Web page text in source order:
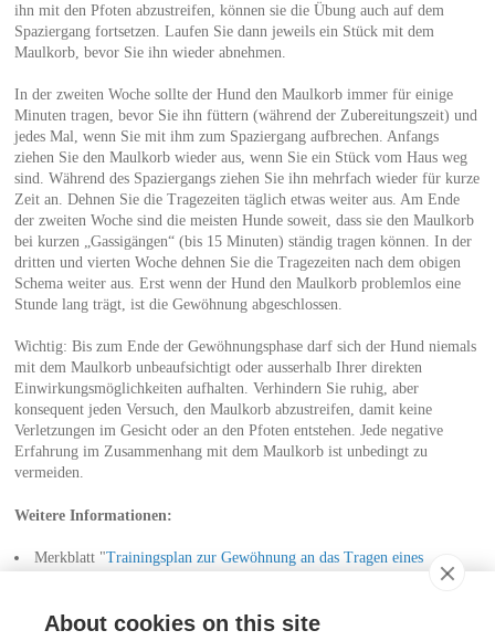
ihn mit den Pfoten abzustreifen, können sie die Übung auch auf dem
Spaziergang fortsetzen. Laufen Sie dann jeweils ein Stück mit dem
Maulkorb, bevor Sie ihn wieder abnehmen.
In der zweiten Woche sollte der Hund den Maulkorb immer für einige
Minuten tragen, bevor Sie ihn füttern (während der Zubereitungszeit) und
jedes Mal, wenn Sie mit ihm zum Spaziergang aufbrechen. Anfangs
ziehen Sie den Maulkorb wieder aus, wenn Sie ein Stück vom Haus weg
sind. Während des Spaziergangs ziehen Sie ihn mehrfach wieder für kurze
Zeit an. Dehnen Sie die Tragezeiten täglich etwas weiter aus. Am Ende
der zweiten Woche sind die meisten Hunde soweit, dass sie den Maulkorb
bei kurzen „Gassigängen“ (bis 15 Minuten) ständig tragen können. In der
dritten und vierten Woche dehnen Sie die Tragezeiten nach dem obigen
Schema weiter aus. Erst wenn der Hund den Maulkorb problemlos eine
Stunde lang trägt, ist die Gewöhnung abgeschlossen.
Wichtig: Bis zum Ende der Gewöhnungsphase darf sich der Hund niemals
mit dem Maulkorb unbeaufsichtigt oder ausserhalb Ihrer direkten
Einwirkungsmöglichkeiten aufhalten. Verhindern Sie ruhig, aber
konsequent jeden Versuch, den Maulkorb abzustreifen, damit keine
Verletzungen im Gesicht oder an den Pfoten entstehen. Jede negative
Erfahrung im Zusammenhang mit dem Maulkorb ist unbedingt zu
vermeiden.
Weitere Informationen:
Merkblatt "Trainingsplan zur Gewöhnung an das Tragen eines
Tierärztlichen Vereinigung für Tierschutz
About cookies on this site